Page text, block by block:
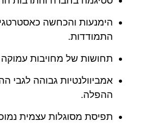
הימנעות והכחשה
התמודדות.
תחושות של מחויבות עמוקה
אמביוולנטיות גבוהה לגבי
ההפלה.
תפיסת מסוגלות עצמית